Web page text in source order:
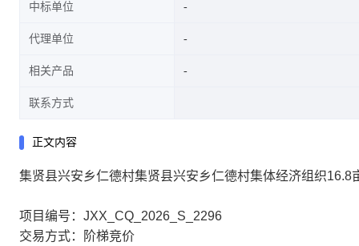
中标单位
代理单位
相关产品
联系方式
正文内容
集贤县兴安乡仁德村集贤县兴安乡仁德村集体经济组织16.8
项目编号：JXX_CQ_2026_S_2296
交易方式：阶梯竞价